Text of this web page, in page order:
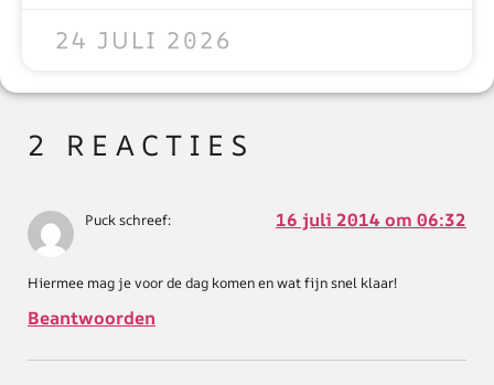
24 JULI 2026
2 REACTIES
Puckschreef: 16 juli 2014 om 06:32
Hiermee mag je voor de dag komen en wat fijn snel klaar!
Beantwoorden